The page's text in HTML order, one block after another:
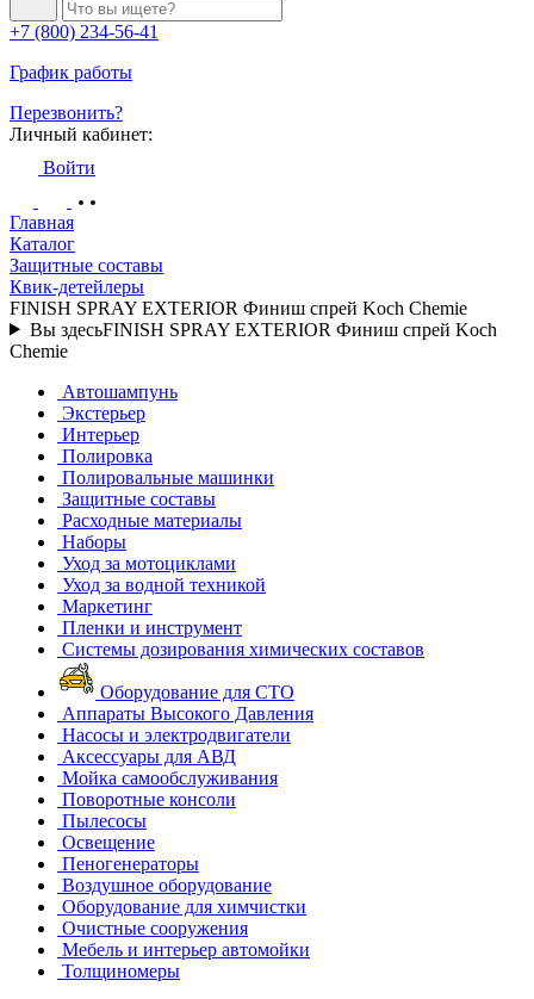
+7 (800) 234-56-41
График работы
Перезвонить?
Личный кабинет:
Войти
Главная
Каталог
Защитные составы
Квик-детейлеры
FINISH SPRAY EXTERIOR Финиш спрей Koch Chemie
Вы здесьFINISH SPRAY EXTERIOR Финиш спрей Koch
Chemie
Автошампунь
Экстерьер
Интерьер
Полировка
Полировальные машинки
Защитные составы
Расходные материалы
Наборы
Уход за мотоциклами
Уход за водной техникой
Маркетинг
Пленки и инструмент
Системы дозирования химических составов
Оборудование для СТО
Аппараты Высокого Давления
Насосы и электродвигатели
Аксессуары для АВД
Мойка самообслуживания
Поворотные консоли
Пылесосы
Освещение
Пеногенераторы
Воздушное оборудование
Оборудование для химчистки
Очистные сооружения
Мебель и интерьер автомойки
Толщиномеры